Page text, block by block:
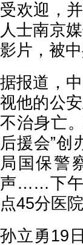
受欢迎，
人士南京
影片，被
据报道，
视他的公
不治身亡
后援会”创
局国保警
声……下午
点45分医
孙立勇19